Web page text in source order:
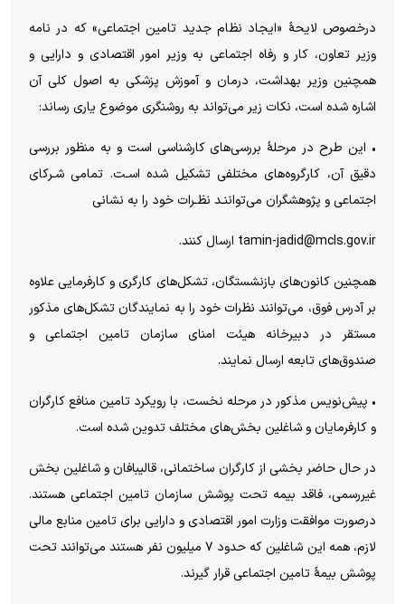
درخصوص لایحۀ «ایجاد نظام جدید تامین اجتماعی» که در نامه
وزیر تعاون، کار و رفاه اجتماعی به وزیر امور اقتصادی و دارایی و
همچنین وزیر بهداشت، درمان و آموزش پزشکی به اصول کلی آن
اشاره شده است، نکات زیر می‌تواند به روشنگری موضوع یاری رساند:
• این طرح در مرحلۀ بررسی‌های کارشناسی است و به منظور بررسی
دقیق آن، کارگروه‌های مختلفی تشکیل شده اسـت. تمامی شـرکای
اجتماعی و پژوهشگران می‌تواننـد نظـرات خود را به نشانی
tamin-jadid@mcls.gov.ir ارسال کنند.
همچنین کانون‌های بازنشستگان، تشکل‌های کارگری و کارفرمایی علاوه
بر آدرس فوق، می‌توانند نظرات خود را به نمایندگان تشکل‌های مذکور
مستقر در دبیرخانه هیئت امنای سازمان تامین اجتماعی و
صندوق‌های تابعه ارسال نمایند.
• پیش‌نویس مذکور در مرحله نخست، با رویکرد تامین منافع کارگران
و کارفرمایان و شاغلین بخش‌های مختلف تدوین شده است.
در حال حاضر بخشی از کارگران ساختمانی، قالیبافان و شاغلین بخش
غیررسمی، فاقد بیمه تحت پوشش سازمان تامین اجتماعی هستند.
درصورت موافقت وزارت امور اقتصادی و دارایی برای تامین منابع مالی
لازم، همه این شاغلین که حدود ۷ میلیون نفر هستند می‌توانند تحت
پوشش بیمۀ تامین اجتماعی قرار گیرند.